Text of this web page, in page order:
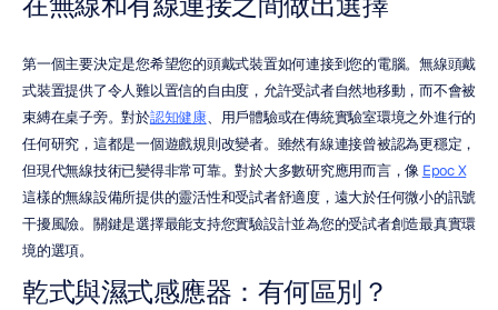
第一個主要決定是您希望您的頭戴式裝置如何連接到您的電腦。無線頭戴
式裝置提供了令人難以置信的自由度，允許受試者自然地移動，而不會被
束縛在桌子旁。對於認知健康、用戶體驗或在傳統實驗室環境之外進行的
任何研究，這都是一個遊戲規則改變者。雖然有線連接曾被認為更穩定，
但現代無線技術已變得非常可靠。對於大多數研究應用而言，像 Epoc X
這樣的無線設備所提供的靈活性和受試者舒適度，遠大於任何微小的訊號
干擾風險。關鍵是選擇最能支持您實驗設計並為您的受試者創造最真實環
境的選項。
乾式與濕式感應器：有何區別？